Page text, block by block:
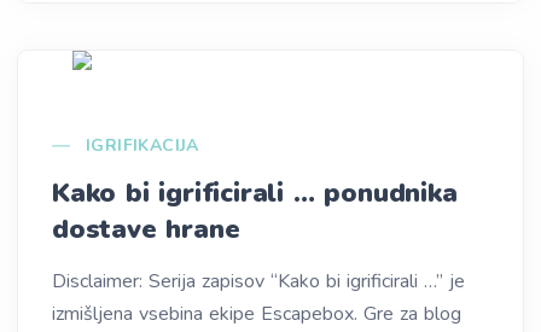
IGRIFIKACIJA
Kako bi igrificirali … ponudnika
dostave hrane
Disclaimer: Serija zapisov “Kako bi igrificirali …” je
izmišljena vsebina ekipe Escapebox. Gre za blog